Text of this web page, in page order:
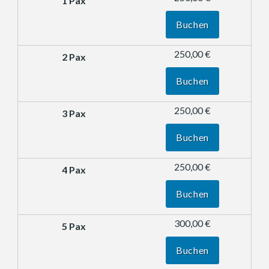
Buchen
250,00 €
Buchen
250,00 €
Buchen
250,00 €
Buchen
300,00 €
Buchen